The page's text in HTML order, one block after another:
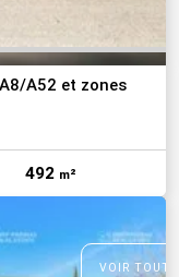
A52 et zones
492 m²
VOIR